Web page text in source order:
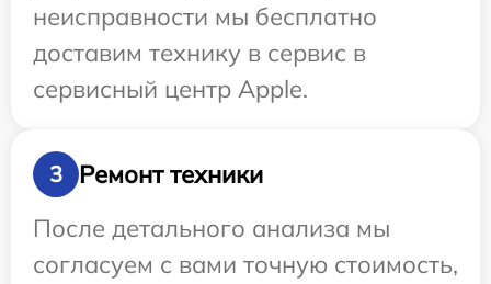
неисправности мы бесплатно
доставим технику в сервис в
сервисный центр Apple.
3
Ремонт техники
После детального анализа мы
согласуем с вами точную стоимость,